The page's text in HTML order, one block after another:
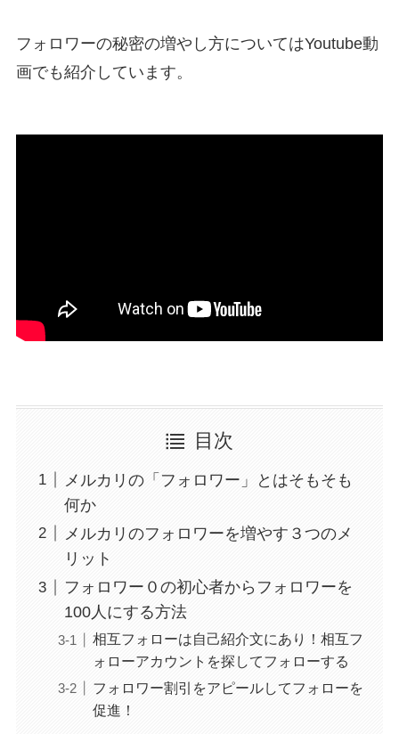
フォロワーの秘密の増やし方についてはYoutube動
画でも紹介しています。
目次
メルカリの「フォロワー」とはそもそも
何か
メルカリのフォロワーを増やす３つのメ
リット
フォロワー０の初心者からフォロワーを
100人にする方法
相互フォローは自己紹介文にあり！相互フ
ォローアカウントを探してフォローする
フォロワー割引をアピールしてフォローを
促進！